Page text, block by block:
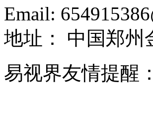
Email:
地址：
中国郑州
易视界友情提醒：